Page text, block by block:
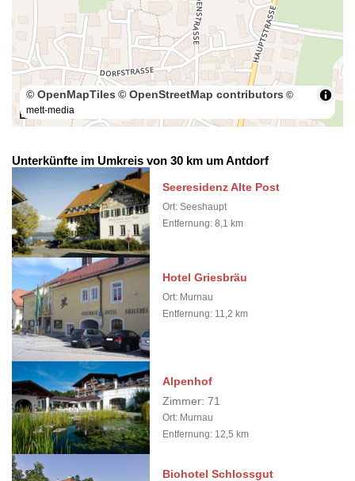
100 m
© OpenMapTiles © OpenStreetMap contributors ©
mett-media
Unterkünfte im Umkreis von 30 km um Antdorf
Seeresidenz Alte Post
Ort: Seeshaupt
Entfernung: 8,1 km
Hotel Griesbräu
Ort: Murnau
Entfernung: 11,2 km
Alpenhof
Zimmer: 71
Ort: Murnau
Entfernung: 12,5 km
Biohotel Schlossgut